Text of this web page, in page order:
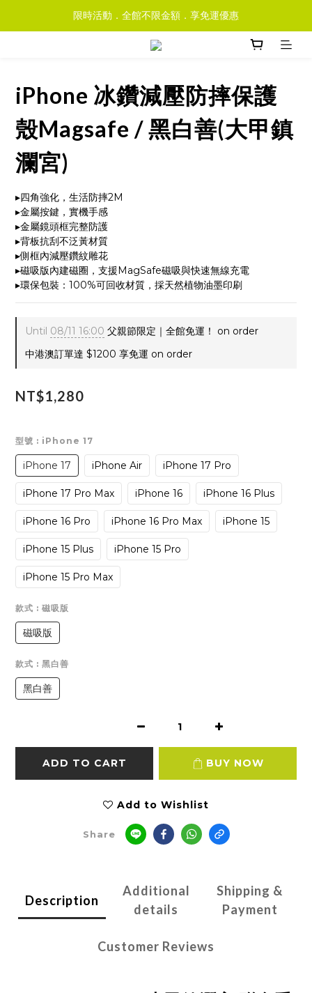
限時活動．全館不限金額．享免運優惠
iPhone 冰鑽減壓防摔保護
殼Magsafe / 黑白善(大甲鎮
瀾宮)
▸四角強化，生活防摔2M
▸金屬按鍵，實機手感
▸金屬鏡頭框完整防護
▸背板抗刮不泛黃材質
▸側框內減壓鑽紋雕花
▸磁吸版內建磁圈，支援MagSafe磁吸與快速無線充電
▸環保包裝：100%可回收材質，採天然植物油墨印刷
Until 08/11 16:00 父親節限定｜全館免運！ on order
中港澳訂單達 $1200 享免運 on order
NT$1,280
型號 : iPhone 17
iPhone 17 iPhone Air iPhone 17 Pro
iPhone 17 Pro Max iPhone 16 iPhone 16 Plus
iPhone 16 Pro iPhone 16 Pro Max iPhone 15
iPhone 15 Plus iPhone 15 Pro
iPhone 15 Pro Max
款式 : 磁吸版
磁吸版
款式 : 黑白善
黑白善
ADD TO CART BUY NOW
Add to Wishlist
Share
Description
Additional
details
Shipping &
Payment
Customer Reviews